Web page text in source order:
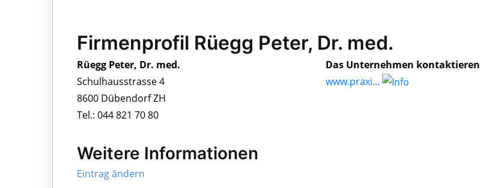
Firmenprofil Rüegg Peter, Dr. med.
Rüegg Peter, Dr. med.
Schulhausstrasse 4
8600 Dübendorf ZH
Tel.: 044 821 70 80
Das Unternehmen kontaktieren
www.praxi...
Weitere Informationen
Eintrag ändern